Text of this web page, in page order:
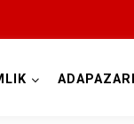
ADAPAZARI